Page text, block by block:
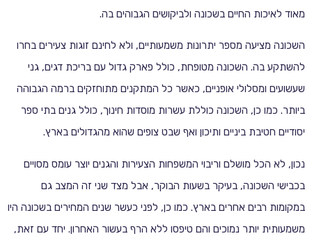
מאוד לאיכות החיים בשכונה ולביקושים הגבוהים בה.
השכונה מציעה מספר יתרונות משמעותיים, ולא לחינם זוגות צעירים בחרו
להשתקע בה. השכונה מטופחת, כולל פארק גדול עם בריכת דגים, גני
שעשועים ומסלולי אופניים, כאשר כל המתקנים מתוחזקים ברמה הגבוהה
ביותר. כמו כן, השכונה כוללת עשרות מוסדות חינוך, כולל גנים בתי ספר
יסודיים חטיבת ביניים ותיכון ואף שבט צופים שהוא מהגדולים בארץ.
נכון, לא הכל מושלם וריבוי המשפחות הצעירות והגנים יוצר עומס מסויים
בכבישי השכונה, בעיקר בשעות הבוקר, אבל מצד שני זה המצב גם
במקומות רבים אחרים בארץ. כמו כן, לפני כעשר שנים המחירים בשכונה היו
משמעותית יותר נמוכים והם טיפסו ללא הרף בעשור האחרון. יחד עם זאת,